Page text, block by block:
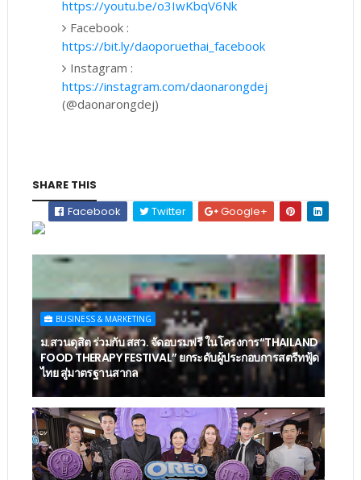
https://youtu.be/o3IwKbqV6Nk
Facebook :
https://bit.ly/daoporuethai_facebook
Instagram :
https://instagram.com/daonarongdej
(@daonarongdej)
SHARE THIS
Facebook
Twitter Google+
BUSINESS & MARKETING
ม.สวนดุสิต ร่วมกับ สสว. จัดอบรมฟรี ในโครงการ“THAILAND
FOOD THERAPY FESTIVAL” ยกระดับผู้ประกอบการสตรีทฟู้ด
ไทย สู่มาตรฐานสากล